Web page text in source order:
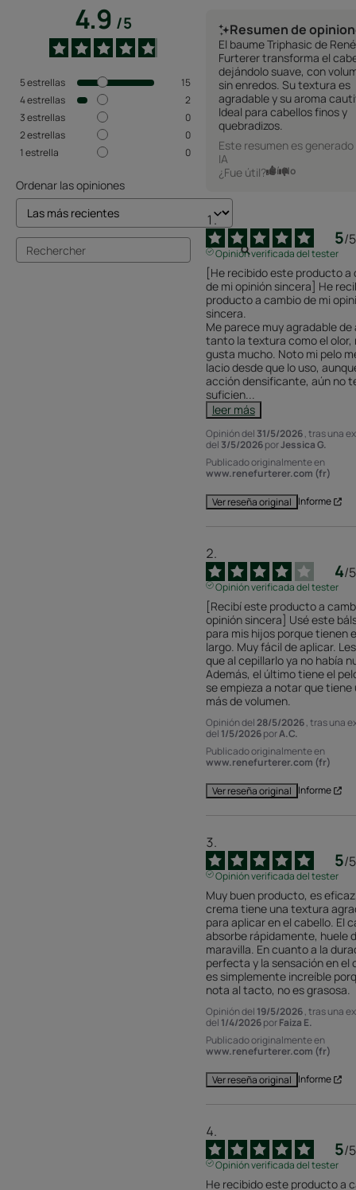
4.9/5
5estrellas
15
4estrellas
2
3estrellas
0
2estrellas
0
1estrella 0
Ordenar las opiniones
Resumen de
El baume Triphasic de René
Furterer transforma el
dejándolo suave, con
sin enredos. Su textura es
agradable y su aroma
Ideal para cabellos finos y
quebradizos.
Este resumen es generado
IA
¿Fue útil? Sí No
5/5
Opinión verificada del tester
[He recibido este producto a
de mi opinión sincera] He
producto a cambio de mi
sincera.
Me parece muy agradable de
tanto la textura como el olor,
gusta mucho. Noto mi pelo
lacio desde que lo uso,
acción densificante, aún no
suficien...
leer más
Opinión del 31/5/2026, tras una
del 3/5/2026porJessica G.
Publicado originalmente en
www.renefurterer.com (fr)
Ver reseña original Informe
4/5
Opinión verificada del tester
[Recibí este producto a
opinión sincera] Usé este
para mis hijos porque tienen
largo. Muy fácil de aplicar.
que al cepillarlo ya no había
Además, el último tiene el
se empieza a notar que tiene
más de volumen.
Opinión del28/5/2026, tras una
del 1/5/2026porA.C.
Publicado originalmente en
www.renefurterer.com (fr)
Ver reseña original Informe
5/5
Opinión verificada del tester
Muy buen producto, es
crema tiene una textura
para aplicar en el cabello. El
absorbe rápidamente, huele
maravilla. En cuanto a la
perfecta y la sensación en el
es simplemente increíble
nota al tacto, no es grasosa.
Opinión del 19/5/2026, tras una
del 1/4/2026porFaiza E.
Publicado originalmente en
www.renefurterer.com (fr)
Ver reseña original Informe
5/5
Opinión verificada del tester
He recibido este producto a